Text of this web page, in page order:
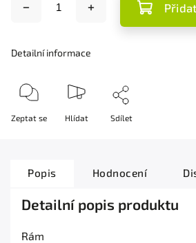
Detailní informace
Zeptat se Hlídat Sdílet
Popis Hodnocení
Detailní popis produktu
Rám